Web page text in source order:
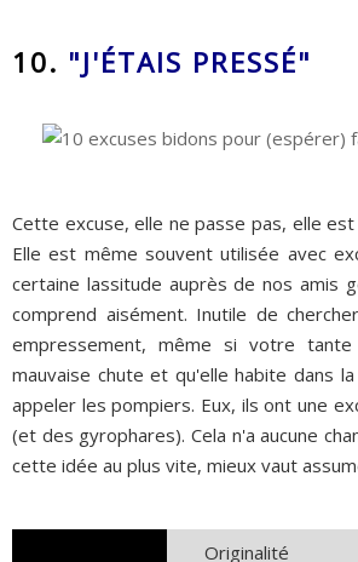
10. "J'ÉTAIS PRESSÉ"
Cette excuse, elle ne passe pas, elle
Elle est même souvent utilisée avec
certaine lassitude auprès de nos amis
comprend aisément. Inutile de
empressement, même si votre
mauvaise chute et qu'elle habite dans
appeler les pompiers. Eux, ils ont une
(et des gyrophares). Cela n'a aucune
cette idée au plus vite, mieux vaut
Originalité